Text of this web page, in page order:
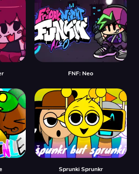
FNF: Neo
Sprunki Sprunkr